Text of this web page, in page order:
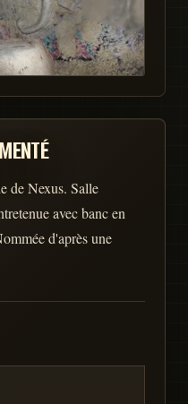
de Nexus. Salle
avec banc en
d'après une